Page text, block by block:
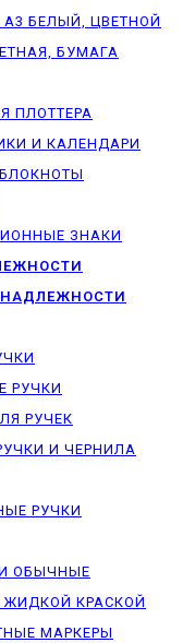
А3 БЕЛЫЙ, ЦВЕТНОЙ
БУМАГА
ПЛОТТЕРА
И КАЛЕНДАРИ
ЗНАКИ
РУЧКИ
РУЧЕК
И ЧЕРНИЛА
РУЧКИ
ОБЫЧНЫЕ
ЖИДКОЙ КРАСКОЙ
МАРКЕРЫ